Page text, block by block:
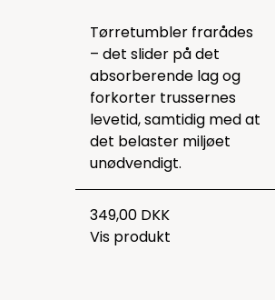
Tørretumbler frarådes
– det slider på det
absorberende lag og
forkorter trussernes
levetid, samtidig med at
det belaster miljøet
unødvendigt.
349,00 DKK
Vis produkt